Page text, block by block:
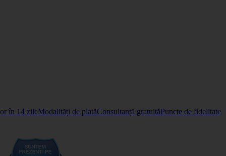
în 14 zileModalități de platăConsultanță gratuităPuncte de fidelitate